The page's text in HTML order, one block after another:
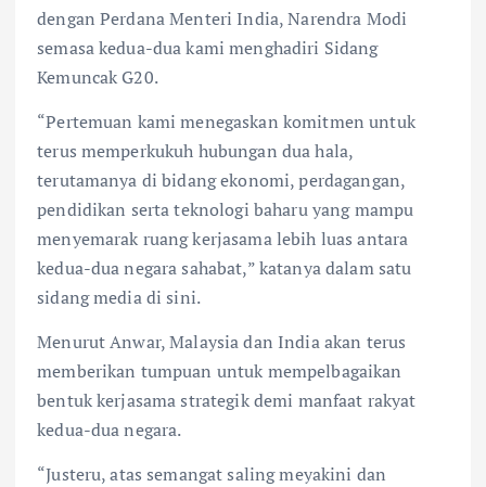
dengan Perdana Menteri India, Narendra Modi
semasa kedua-dua kami menghadiri Sidang
Kemuncak G20.
“Pertemuan kami menegaskan komitmen untuk
terus memperkukuh hubungan dua hala,
terutamanya di bidang ekonomi, perdagangan,
pendidikan serta teknologi baharu yang mampu
menyemarak ruang kerjasama lebih luas antara
kedua-dua negara sahabat,” katanya dalam satu
sidang media di sini.
Menurut Anwar, Malaysia dan India akan terus
memberikan tumpuan untuk mempelbagaikan
bentuk kerjasama strategik demi manfaat rakyat
kedua-dua negara.
“Justeru, atas semangat saling meyakini dan